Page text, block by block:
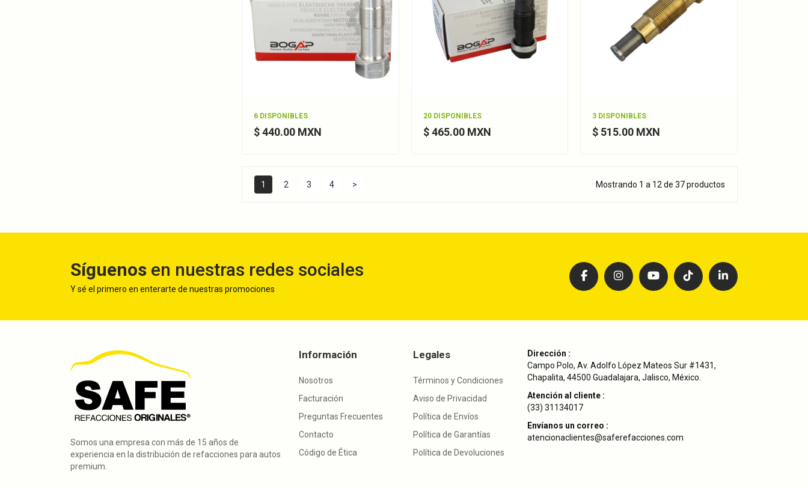
6 DISPONIBLES
$ 440.00 MXN
20 DISPONIBLES
$ 465.00 MXN
3 DISPONIBLES
$ 515.00 MXN
1 2 3 4 > Mostrando 1 a 12 de 37 productos
Síguenos en nuestras redes sociales
Y sé el primero en enterarte de nuestras promociones
Somos una empresa con más de 15 años de
experiencia en la distribución de refacciones para autos
premium.
Información
Nosotros
Facturación
Preguntas Frecuentes
Contacto
Código de Ética
Legales
Términos y Condiciones
Aviso de Privacidad
Política de Envíos
Política de Garantías
Política de Devoluciones
Dirección :
Campo Polo, Av. Adolfo López Mateos Sur #1431,
Chapalita, 44500 Guadalajara, Jalisco, México.
Atención al cliente :
(33) 31134017
Envíanos un correo :
atencionaclientes@saferefacciones.com